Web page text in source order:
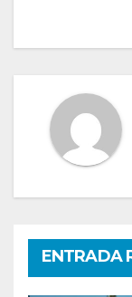
ENTRADA